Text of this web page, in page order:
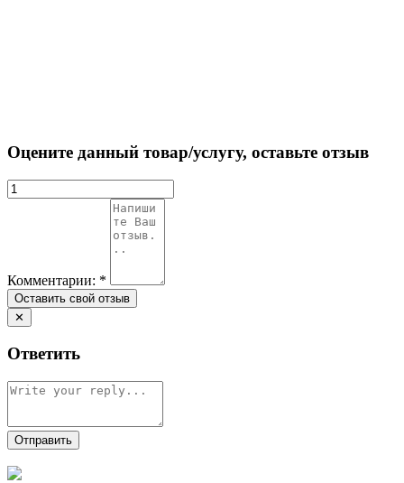
Оцените данный товар/услугу, оставьте отзыв
Комментарии: *
✕
Ответить